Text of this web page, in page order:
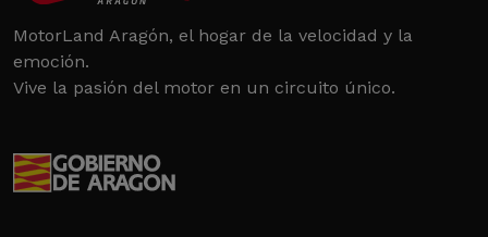
MotorLand Aragón, el hogar de la velocidad y la
emoción.
Vive la pasión del motor en un circuito único.